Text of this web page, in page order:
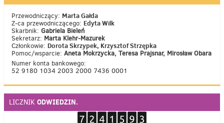
Przewodniczący: Marta Gałda
Z-ca przewodniczącego: Edyta Wilk
Skarbnik: Gabriela Bieleń
Sekretarz: Marta Klehr-Mazurek
Członkowie: Dorota Skrzypek, Krzysztof Strzępka
Pomoc/wsparcie: Aneta Mokrzycka, Teresa Prajsnar, Mirosław Obara
Numer konta bankowego:
52 9180 1034 2003 2000 7436 0001
LICZNIK ODWIEDZIN.